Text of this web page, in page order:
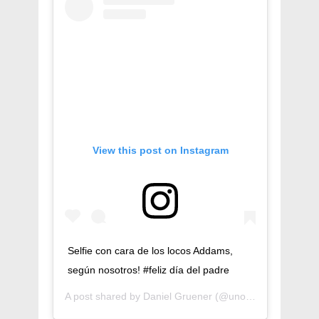
View this post on Instagram
Selfie con cara de los locos Addams,
según nosotros! #feliz día del padre
A post shared by Daniel Gruener (@unosojos) on